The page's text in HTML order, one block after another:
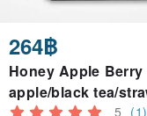
264฿
Honey Apple
apple/black tea/
5 (1)